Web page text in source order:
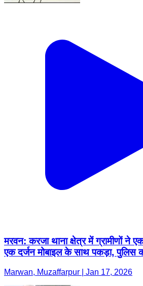
मरवन: करजा थाना क्षेत्र में ग्रामीणों ने
एक दर्जन मोबाइल के साथ पकड़ा, पुलिस
Marwan, Muzaffarpur | Jan 17, 2026